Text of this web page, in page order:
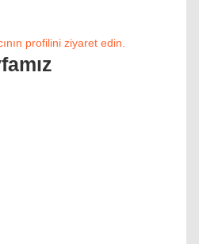
profilini ziyaret edin.